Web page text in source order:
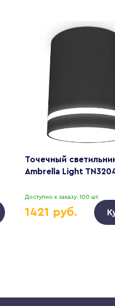
Точечный
Ambrella Light
Доступно к заказу: 100 шт.
1421 руб.